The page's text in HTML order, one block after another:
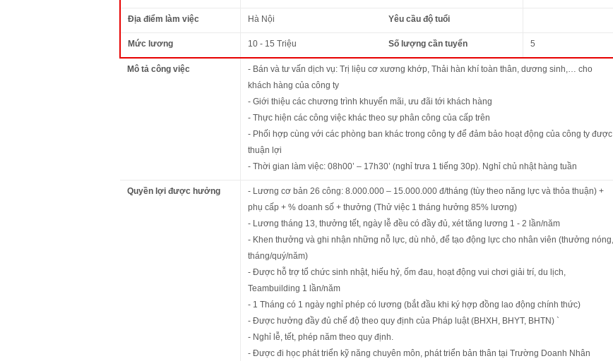
Địa điểm làm việc Hà Nội Yêu cầu độ tuổi
Mức lương 10 - 15 Triệu Số lượng cần tuyển 5
Mô tả công việc
- Bán và tư vấn dịch vụ: Trị liệu cơ xương khớp, Thải hàn khí toàn thân, dương sinh,… cho
khách hàng của công ty
- Giới thiệu các chương trình khuyến mãi, ưu đãi tới khách hàng
- Thực hiện các công việc khác theo sự phân công của cấp trên
- Phối hợp cùng với các phòng ban khác trong công ty để đảm bảo hoạt động của công ty được
thuận lợi
- Thời gian làm việc: 08h00’ – 17h30’ (nghỉ trưa 1 tiếng 30p). Nghỉ chủ nhật hàng tuần
Quyền lợi được hưởng
- Lương cơ bản 26 công: 8.000.000 – 15.000.000 đ/tháng (tùy theo năng lực và thỏa thuận) +
phụ cấp + % doanh số + thưởng (Thử việc 1 tháng hưởng 85% lương)
- Lương tháng 13, thưởng tết, ngày lễ đều có đầy đủ, xét tăng lương 1 - 2 lần/năm
- Khen thưởng và ghi nhận những nỗ lực, dù nhỏ, để tạo động lực cho nhân viên (thưởng nóng,
tháng/quý/năm)
- Được hỗ trợ tổ chức sinh nhật, hiếu hỷ, ốm đau, hoạt động vui chơi giải trí, du lịch,
Teambuilding 1 lần/năm
- 1 Tháng có 1 ngày nghỉ phép có lương (bắt đầu khi ký hợp đồng lao động chính thức)
- Được hưởng đầy đủ chế độ theo quy định của Pháp luật (BHXH, BHYT, BHTN) `
- Nghỉ lễ, tết, phép năm theo quy định.
- Được đi học phát triển kỹ năng chuyên môn, phát triển bản thân tại Trường Doanh Nhân